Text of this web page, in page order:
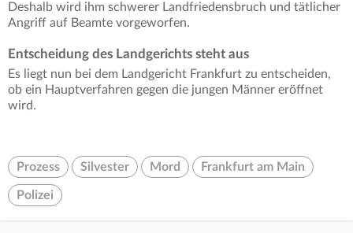
Deshalb wird ihm schwerer Landfriedensbruch und tätlicher
Angriff auf Beamte vorgeworfen.
Entscheidung des Landgerichts steht aus
Es liegt nun bei dem Landgericht Frankfurt zu entscheiden,
ob ein Hauptverfahren gegen die jungen Männer eröffnet
wird.
Prozess Silvester Mord Frankfurt am Main
Polizei